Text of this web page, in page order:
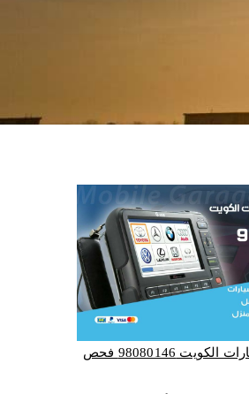
فحص كمبيوتر للسيارات الكويت 98080146‬ فحص